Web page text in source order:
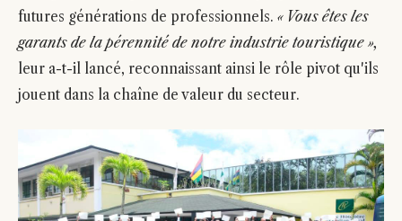
futures générations de professionnels. « Vous êtes les
garants de la pérennité de notre industrie touristique »,
leur a-t-il lancé, reconnaissant ainsi le rôle pivot qu'ils
jouent dans la chaîne de valeur du secteur.